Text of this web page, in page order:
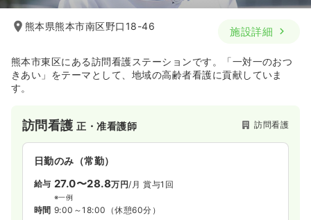
熊本県熊本市南区野口18-46 施設詳細
熊本市東区にある訪問看護ステーションです。「一対一のおつ
きあい」をテーマとして、地域の高齢者看護に貢献していま
す。
訪問看護正・准看護師 訪問看護
日勤のみ（常勤）
給与 27.0〜28.8万円/月 賞与1回
※一例
時間 9:00～18:00 （休憩60分）